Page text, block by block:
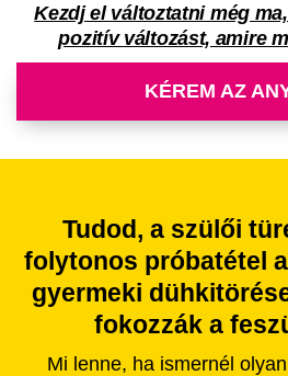
Kezdj el változtatni még
pozitív változást, amire
KÉREM AZ
Tudod, a szülői
folytonos próbatétel
gyermeki
fokozzák a
Mi lenne, ha ismernél